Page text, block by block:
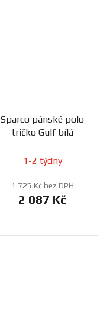
Sparco pánské polo
tričko Gulf bílá
1-2 týdny
1 725 Kč bez DPH
2 087 Kč